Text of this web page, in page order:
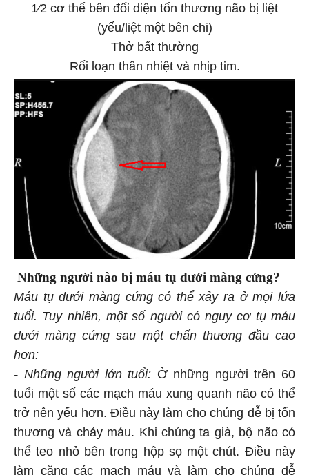
1⁄2 cơ thể bên đối diện tổn thương não bị liệt
(yếu/liệt một bên chi)
Thở bất thường
Rối loạn thân nhiệt và nhịp tim.
Những người nào bị máu tụ dưới màng cứng?
Máu tụ dưới màng cứng có thể xảy ra ở mọi lứa
tuổi. Tuy nhiên, một số người có nguy cơ tụ máu
dưới màng cứng sau một chấn thương đầu cao
hơn:
- Những người lớn tuổi: Ở những người trên 60
tuổi một số các mạch máu xung quanh não có thể
trở nên yếu hơn. Điều này làm cho chúng dễ bị tổn
thương và chảy máu. Khi chúng ta già, bộ não có
thể teo nhỏ bên trong hộp sọ một chút. Điều này
làm căng các mạch máu và làm cho chúng dễ